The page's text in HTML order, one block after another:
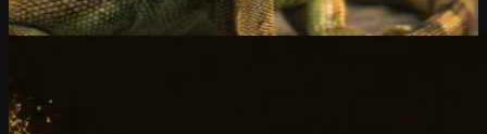
Ontdek iGuana iDM →